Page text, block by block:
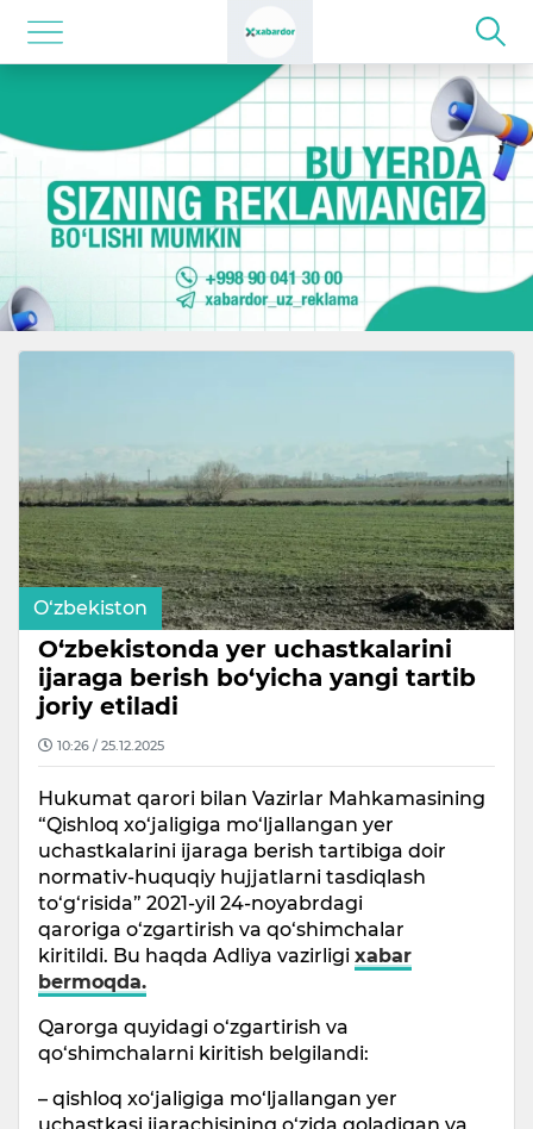
O‘zbekiston
O‘zbekistonda yer uchastkalarini
ijaraga berish bo‘yicha yangi tartib
joriy etiladi
10:26 / 25.12.2025
Hukumat qarori bilan Vazirlar Mahkamasining
“Qishloq xo‘jaligiga mo‘ljallangan yer
uchastkalarini ijaraga berish tartibiga doir
normativ-huquqiy hujjatlarni tasdiqlash
to‘g‘risida” 2021-yil 24-noyabrdagi
qaroriga o‘zgartirish va qo‘shimchalar
kiritildi. Bu haqda Adliya vazirligi xabar
bermoqda.
Qarorga quyidagi o‘zgartirish va
qo‘shimchalarni kiritish belgilandi:
– qishloq xo‘jaligiga mo‘ljallangan yer